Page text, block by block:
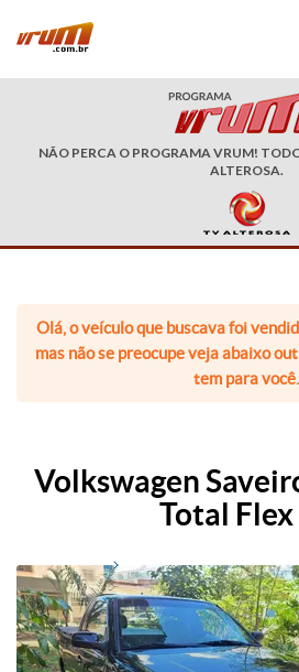
NÃO PERCA O PROGRAMA VRUM!
ALTEROSA.
Olá, o veículo que buscava foi
mas não se preocupe veja abaixo
tem para você.
Volkswagen
Total